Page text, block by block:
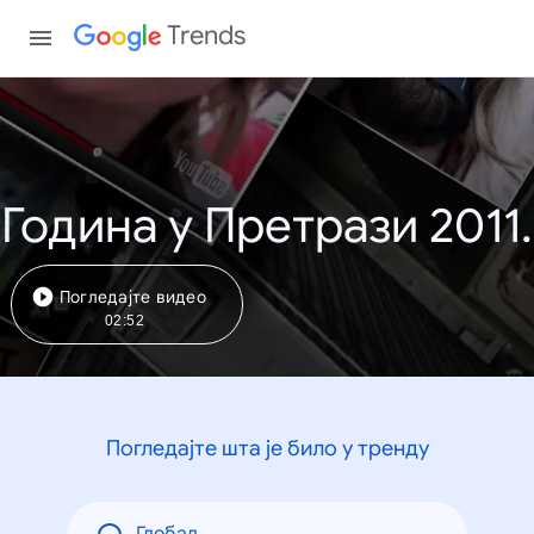
Trends
Година у Претрази 2011.
Погледајте видео
02:52
Погледајте шта је било у тренду